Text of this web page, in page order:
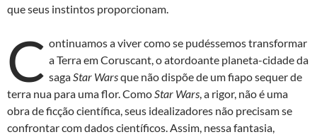
que seus instintos proporcionam.
C ontinuamos a viver como se pudéssemos transformar
a Terra em Coruscant, o atordoante planeta-cidade da
sagaStar Warsque não dispõe de um fiapo sequer de
terra nua para uma flor. ComoStar Wars, a rigor, não é uma
obra de ficção científica, seus idealizadores não precisam se
confrontar com dados científicos. Assim, nessa fantasia,